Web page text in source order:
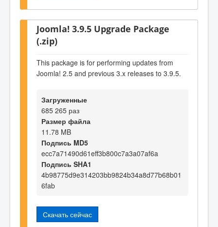
Joomla! 3.9.5 Upgrade Package
(.zip)
This package is for performing updates from
Joomla! 2.5 and previous 3.x releases to 3.9.5.
Загруженные
685 265 раз
Размер файла
11.78 MB
Подпись MD5
ecc7a71490d61eff3b800c7a3a07af6a
Подпись SHA1
4b98775d9e314203bb9824b34a8d77b68b01
6fab
Скачать сейчас